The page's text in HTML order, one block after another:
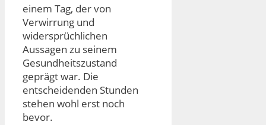
einem Tag, der von
Verwirrung und
widersprüchlichen
Aussagen zu seinem
Gesundheitszustand
geprägt war. Die
entscheidenden Stunden
stehen wohl erst noch
bevor.